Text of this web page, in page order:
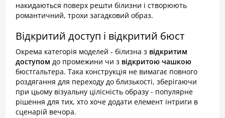
накидаються поверх решти білизни і створюють
романтичний, трохи загадковий образ.
Відкритий доступ і відкритий бюст
Окрема категорія моделей - білизна з відкритим
доступом до промежини чи з відкритою чашкою
бюстгальтера. Така конструкція не вимагає повного
роздягання для переходу до близькості, зберігаючи
при цьому візуальну цілісність образу - популярне
рішення для тих, хто хоче додати елемент інтриги в
сценарій вечора.